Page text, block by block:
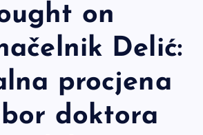
on
Delić:
procjena
doktora